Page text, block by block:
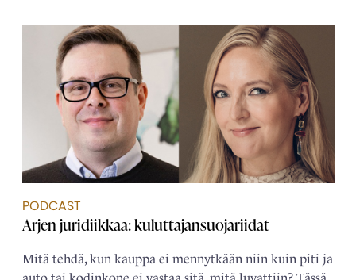
PODCAST
Arjen juridiikkaa: kuluttajansuojariidat
Mitä tehdä, kun kauppa ei mennytkään niin kuin piti ja